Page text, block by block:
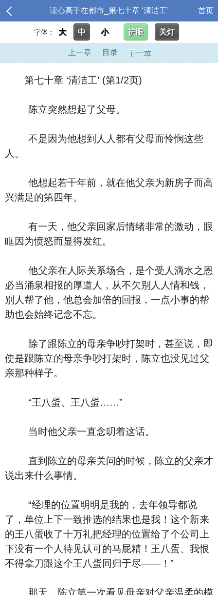
读心高手在都市_第七十章 ‘清洁工’ 首页
字体： 大 中 小 护眼 关灯
上一章 目录 下一章
第七十章 ‘清洁工’ (第1/2页)
陈立突然想起了父母。
不是因为他想到人人都有父母而怜悯这些
人。
他想起若干年前，就在他父亲为新房子而高
兴满足的第四年。
有一天，他父亲回家后情绪非常的激动，眼
眶因为愤怒而显得发红。
他父亲在人际关系场合，是个受人滴水之恩
必当涌泉相报的厚道人，从不欠别人人情和钱，
别人帮了他，他总会加倍的回报，一点小事的帮
助也会始终记念不忘。
除了跟陈立的母亲争吵打架时，甚至说，即
使是跟陈立的母亲争吵打架时，陈立也没见过父
亲那种样子。
“王八蛋、王八蛋……”
当时他父亲一直念叨着这话。
直到陈立的母亲关问的时候，陈立的父亲才
说出来什么事情。
“经理的位置明明是我的，去年领导都说
了，单位上下一致推选的结果也是我！这个新来
的王八蛋收了十万礼把经理的位置给了个公司上
下没有一个人待见认可的马屁精！王八蛋、我恨
不得拿刀跟这个王八蛋同归于尽——！”
那天，陈立第一次看见母亲对父亲温柔的模